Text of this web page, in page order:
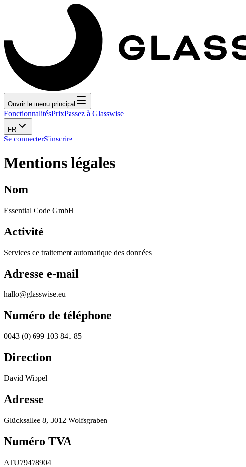
Ouvrir le menu principal
FonctionnalitésPrixPassez à Glasswise
FR
Se connecterS'inscrire
Mentions légales
Nom
Essential Code GmbH
Activité
Services de traitement automatique des données
Adresse e-mail
hallo@glasswise.eu
Numéro de téléphone
0043 (0) 699 103 841 85
Direction
David Wippel
Adresse
Glücksallee 8, 3012 Wolfsgraben
Numéro TVA
ATU79478904